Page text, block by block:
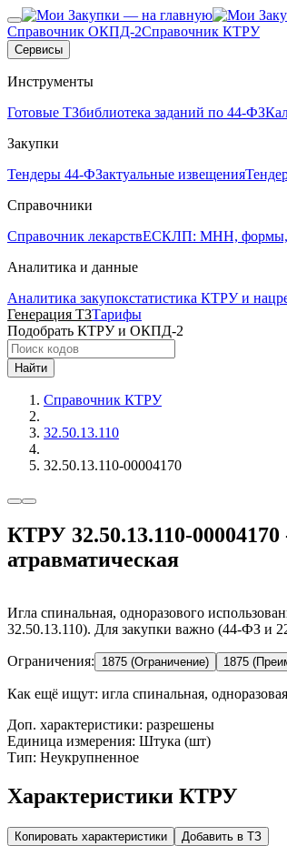
Справочник ОКПД-2Справочник КТРУ
Сервисы
Инструменты
Готовые ТЗбиблиотека заданий по 44-ФЗ
Закупки
Тендеры 44-ФЗактуальные извещения
Справочники
Справочник лекарствЕСКЛП: МНН, формы,
Аналитика и данные
Аналитика закупокстатистика КТРУ и
Генерация ТЗТарифы
Подобрать КТРУ и ОКПД-2
Найти
Справочник КТРУ
32.50.13.110
32.50.13.110-00004170
КТРУ 32.50.13.110-
атравматическая
Игла спинальная, одноразового
32.50.13.110). Для закупки важно (44-ФЗ и
Ограничения: 1875 (Ограничение) 1875
Как ещё ищут: игла спинальная,
Доп. характеристики: разрешены
Единица измерения: Штука (шт)
Тип: Неукрупненное
Характеристики КТРУ
Копировать характеристики Добавить в ТЗ